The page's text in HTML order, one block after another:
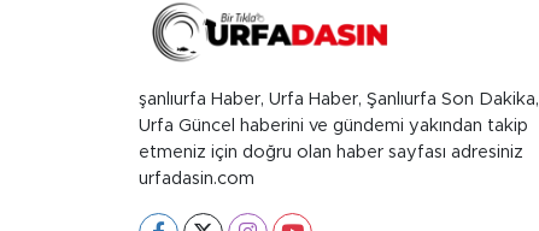
şanlıurfa Haber, Urfa Haber, Şanlıurfa Son Dakika,
Urfa Güncel haberini ve gündemi yakından takip
etmeniz için doğru olan haber sayfası adresiniz
urfadasin.com